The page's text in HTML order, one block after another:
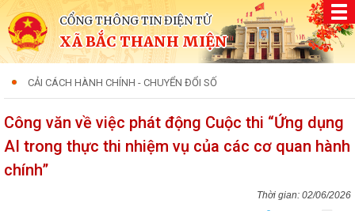
CỔNG THÔNG TIN ĐIỆN TỬ
XÃ BẮC THANH MIỆN
CẢI CÁCH HÀNH CHÍNH - CHUYỂN ĐỔI SỐ
Công văn về việc phát động Cuộc thi “Ứng dụng
AI trong thực thi nhiệm vụ của các cơ quan hành
chính”
02/06/2026